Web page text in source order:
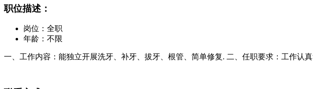
职位描述：
岗位：全职
年龄：不限
一、工作内容：能独立开展洗牙、补牙、拔牙、根管、简单修复. 二、任职要求：工作认